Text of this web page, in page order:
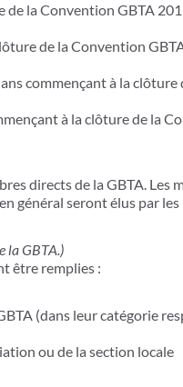
la Convention GBTA
de la Convention
commençant à la
à la clôture de la
directs de la GBTA. Les
général seront élus par
la GBTA.)
être remplies :
(dans leur catégorie
ou de la section locale